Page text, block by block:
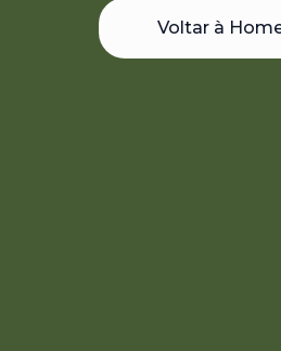
Voltar à